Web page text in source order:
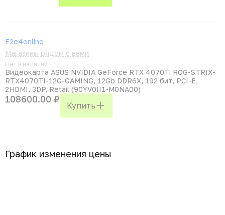
E2e4online
Магазины рядом с вами
Нет в наличии
Видеокарта ASUS NVIDIA GeForce RTX 4070Ti ROG-STRIX-
RTX4070TI-12G-GAMING, 12Gb DDR6X, 192 бит, PCI-E,
2HDMI, 3DP, Retail (90YV0II1-M0NA00)
108600.00 ₽
Купить
График изменения цены